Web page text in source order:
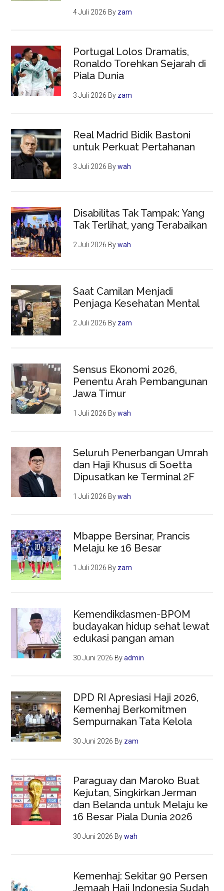
4 Juli 2026 By zam
Portugal Lolos Dramatis,
Ronaldo Torehkan Sejarah di
Piala Dunia
3 Juli 2026 By zam
Real Madrid Bidik Bastoni
untuk Perkuat Pertahanan
3 Juli 2026 Bywah
Disabilitas Tak Tampak: Yang
Tak Terlihat, yang Terabaikan
2 Juli 2026 Bywah
Saat Camilan Menjadi
Penjaga Kesehatan Mental
2 Juli 2026 By zam
Sensus Ekonomi 2026,
Penentu Arah Pembangunan
Jawa Timur
1 Juli 2026 Bywah
Seluruh Penerbangan Umrah
dan Haji Khusus di Soetta
Dipusatkan ke Terminal 2F
1 Juli 2026 Bywah
Mbappe Bersinar, Prancis
Melaju ke 16 Besar
1 Juli 2026 By zam
Kemendikdasmen-BPOM
budayakan hidup sehat lewat
edukasi pangan aman
30 Juni 2026 Byadmin
DPD RI Apresiasi Haji 2026,
Kemenhaj Berkomitmen
Sempurnakan Tata Kelola
30 Juni 2026 By zam
Paraguay dan Maroko Buat
Kejutan, Singkirkan Jerman
dan Belanda untuk Melaju ke
16 Besar Piala Dunia 2026
30 Juni 2026 Bywah
Kemenhaj: Sekitar 90 Persen
Jemaah Haji Indonesia Sudah